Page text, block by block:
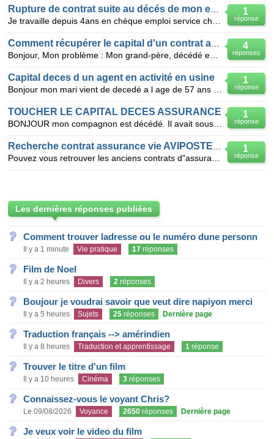
1
réponse
4
réponses
1
réponse
Capital deces d un agent en activité en usine
1
réponse
TOUCHER LE CAPITAL DECES ASSURANCE
1
réponse
Les dernières réponses publiées
Comment trouver ladresse ou le numéro dune personn
Il y a 1 minute Vie pratique 17 réponses
Film de Noel
Il y a 2 heures Divers 2 réponses
Boujour je voudrai savoir que veut dire napiyon merci
Il y a 5 heures Sujets 25 réponses Dernière page
Traduction français --> amérindien
Il y a 8 heures Traduction et apprentissage 1 réponse
Trouver le titre d'un film
Il y a 10 heures Cinéma 3 réponses
Connaissez-vous le voyant Chris?
Le 09/08/2026 Voyance 2650 réponses Dernière page
Je veux voir le video du film